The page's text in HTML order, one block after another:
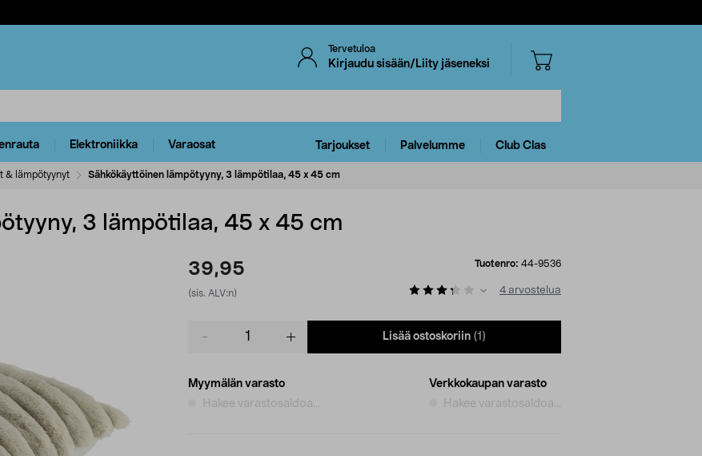
Tervetuloa
Kirjaudu sisään/Liity jäseneksi
Elektroniikka Varaosat Tarjoukset Palvelumme Club Clas
& lämpötyynyt Sähkökäyttöinen lämpötyyny, 3 lämpötilaa, 45 x 45 cm
3 lämpötilaa, 45 x 45 cm
39,95
(sis. ALV:n)
Tuotenro: 44-9536
4 arvostelua
Lisää ostoskoriin (1)
Myymälän varasto
Hakee varastosaldoa...
Verkkokaupan varasto
Hakee varastosaldoa...